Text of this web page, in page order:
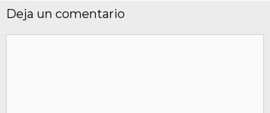
Deja un comentario